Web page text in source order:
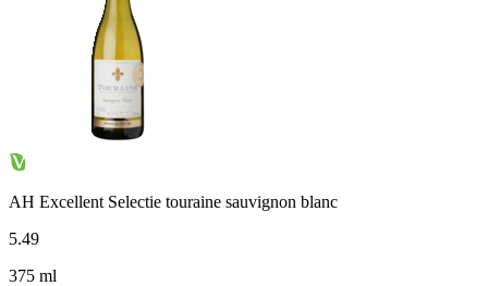
AH Excellent Selectie touraine sauvignon blanc
5.49
375 ml